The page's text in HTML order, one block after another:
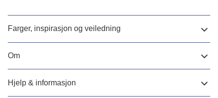
Farger, inspirasjon og veiledning
Om
Hjelp & informasjon